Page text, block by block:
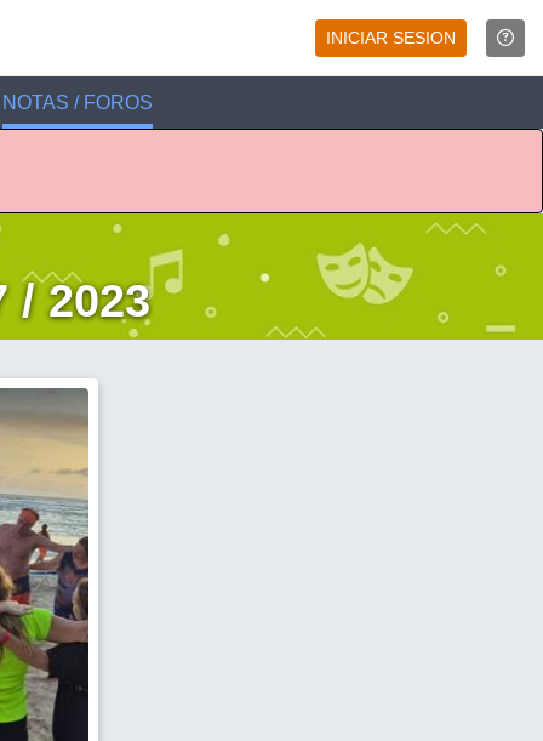
INICIAR SESION
NOTAS / FOROS
/ 2023